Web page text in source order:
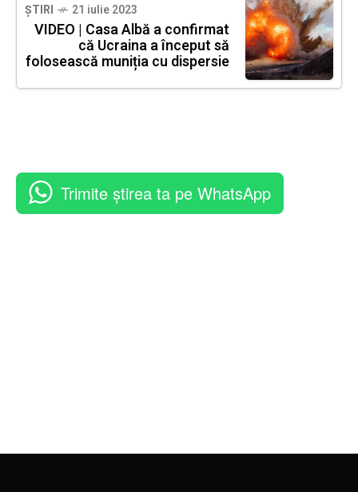
ȘTIRI 21 iulie 2023
VIDEO | Casa Albă a confirmat
că Ucraina a început să
folosească muniția cu dispersie
Trimite știrea ta pe WhatsApp